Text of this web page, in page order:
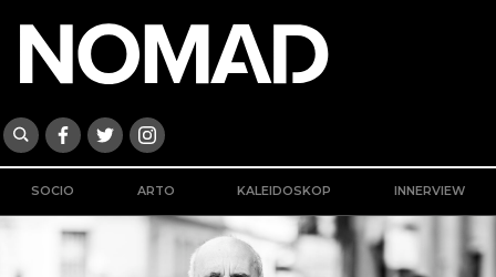
SOCIO ARTO KALEIDOSKOP INNERVIEW